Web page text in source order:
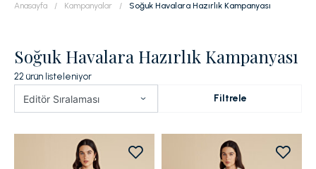
Anasayfa Kampanyalar Soğuk Havalara Hazırlık Kampanyası
Soğuk Havalara Hazırlık Kampanyası
22 ürün listeleniyor
Editör Sıralaması Filtrele